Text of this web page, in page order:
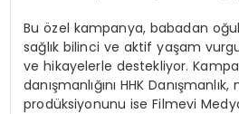
Bu özel kampanya, babadan
sağlık bilinci ve aktif yaşam
ve hikayelerle destekliyor.
danışmanlığını HHK
prodüksiyonunu ise Filmevi